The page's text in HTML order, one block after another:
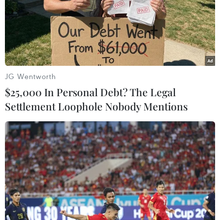
#Thành phố Hồ Chí Minh
#Phổ điểm thi
#đánh giá năng lực
Tp. Hồ Chí Minh
Theo dõi VietnamPlus
JG Wentworth
$25,000 In Personal Debt? The Legal
Settlement Loophole Nobody Mentions